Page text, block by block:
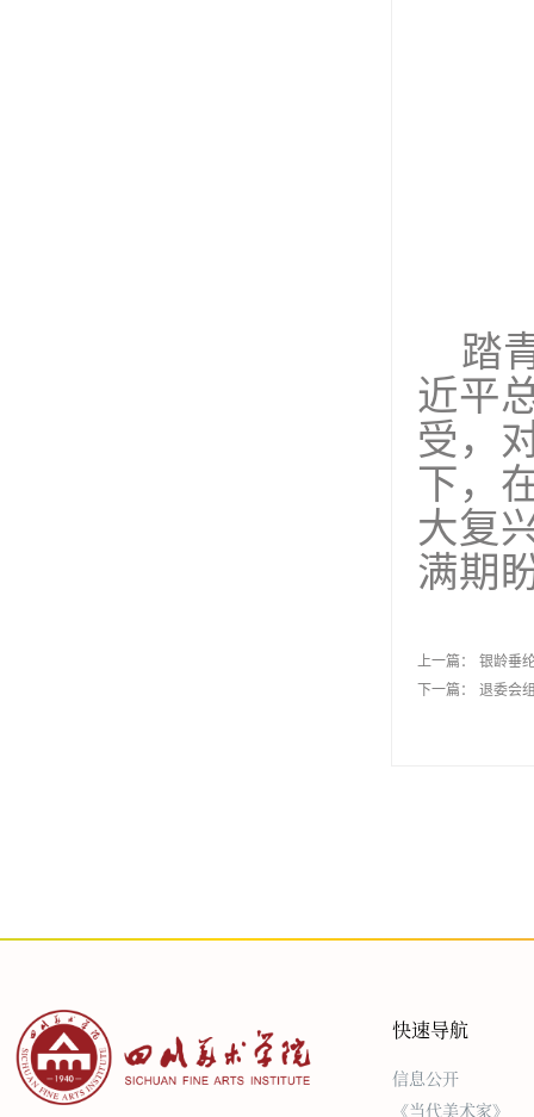
踏
近平
受，
下，
大复
满期
上一篇：
银龄垂
下一篇：
退委会